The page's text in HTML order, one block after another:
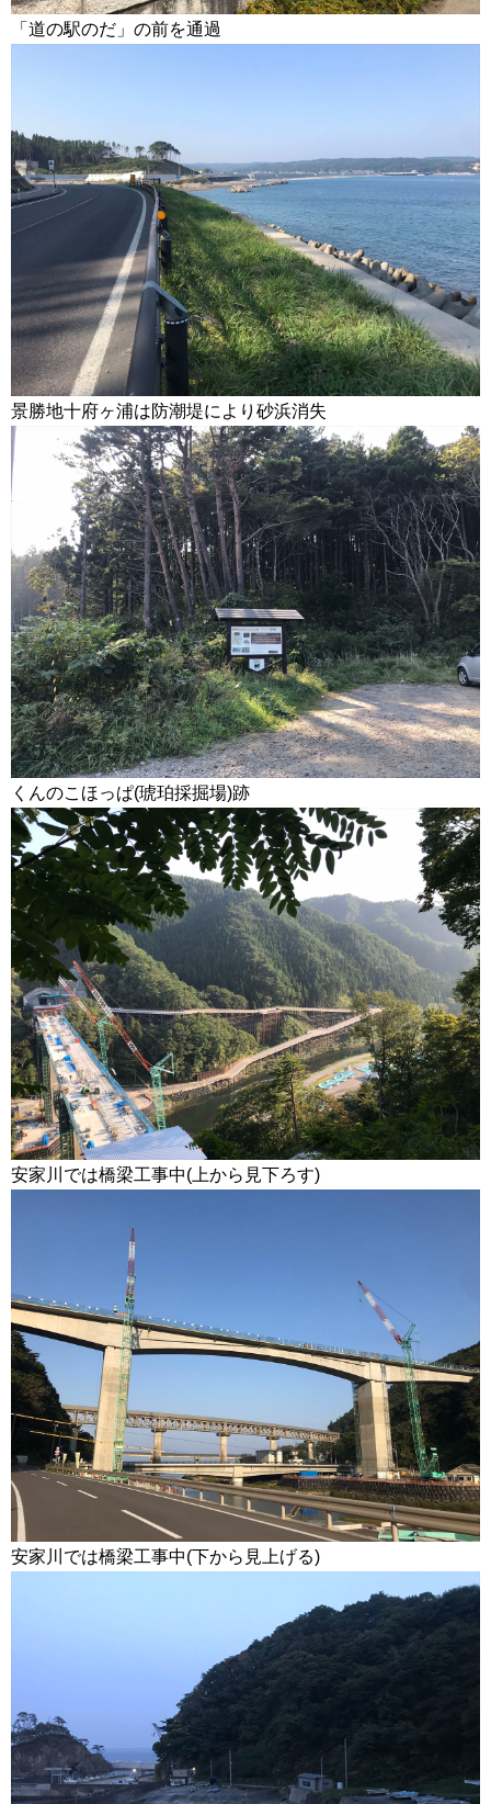
「道の駅のだ」の前を通過
景勝地十府ヶ浦は防潮堤により砂浜消失
くんのこほっぱ(琥珀採掘場)跡
安家川では橋梁工事中(上から見下ろす)
安家川では橋梁工事中(下から見上げる)